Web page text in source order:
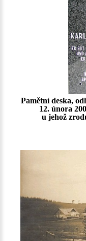
Pamětní deska,
12. února
u jehož